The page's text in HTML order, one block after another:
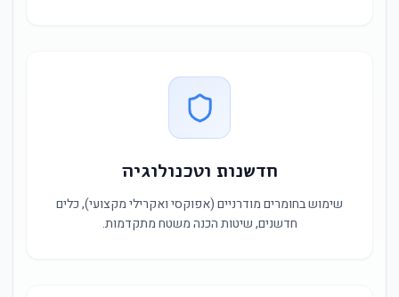
חדשנות וטכנולוגיה
שימוש בחומרים מודרניים (אפוקסי ואקרילי מקצועי), כלים
חדשנים, שיטות הכנה משטח מתקדמות.